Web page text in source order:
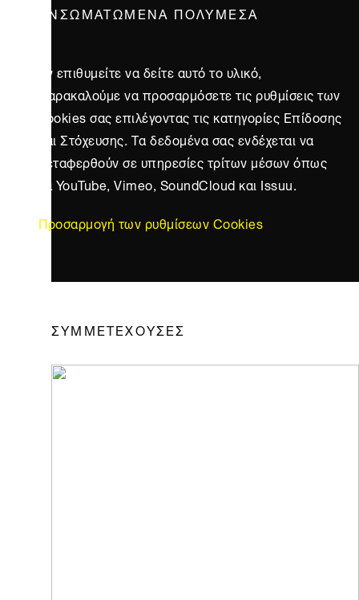
ΕΝΣΩΜΑΤΩΜΈΝΑ ΠΟΛΥΜΈΣΑ
Αν επιθυμείτε να δείτε αυτό το υλικό,
παρακαλούμε να προσαρμόσετε τις ρυθμίσεις των
cookies σας επιλέγοντας τις κατηγορίες Επίδοσης
και Στόχευσης. Τα δεδομένα σας ενδέχεται να
μεταφερθούν σε υπηρεσίες τρίτων μέσων όπως
τα YouTube, Vimeo, SoundCloud και Issuu.
Προσαρμογή των ρυθμίσεων Cookies
ΣΥΜΜΕΤΕΧΟΥΣΕΣ